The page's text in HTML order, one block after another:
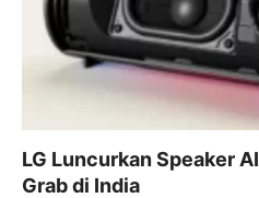
LG Luncurkan Speaker
Grab di India